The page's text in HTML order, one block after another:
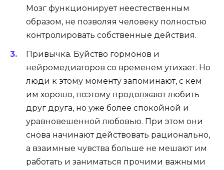
Мозг функционирует неестественным
образом, не позволяя человеку полностью
контролировать собственные действия.
Привычка. Буйство гормонов и
нейромедиаторов со временем утихает. Но
люди к этому моменту запоминают, с кем
им хорошо, поэтому продолжают любить
друг друга, но уже более спокойной и
уравновешенной любовью. При этом они
снова начинают действовать рационально,
а взаимные чувства больше не мешают им
работать и заниматься прочими важными